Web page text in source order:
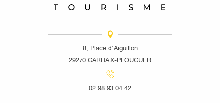
8, Place d'Aiguillon
29270 CARHAIX-PLOUGUER
02 98 93 04 42